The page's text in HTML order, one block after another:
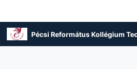
Pécsi Református Kollégium